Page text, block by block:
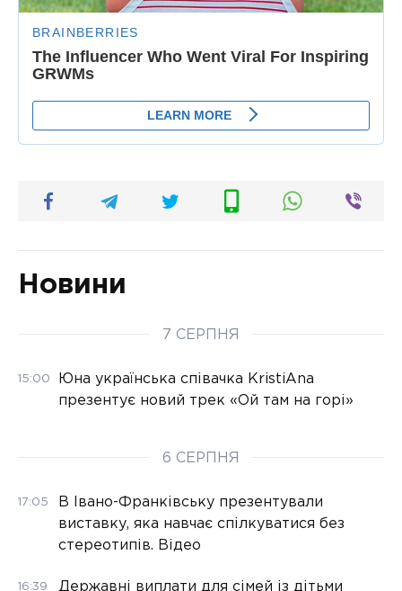
Новини
7 СЕРПНЯ
15:00
Юна українська співачка KristiAna
презентує новий трек «Ой там на горі»
6 СЕРПНЯ
17:05
В Івано-Франківську презентували
виставку, яка навчає спілкуватися без
стереотипів. Відео
16:39 Державні виплати для сімей із дітьми